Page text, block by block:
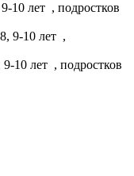
10 лет , подростков
9-10 лет ,
9-10 лет , подростков